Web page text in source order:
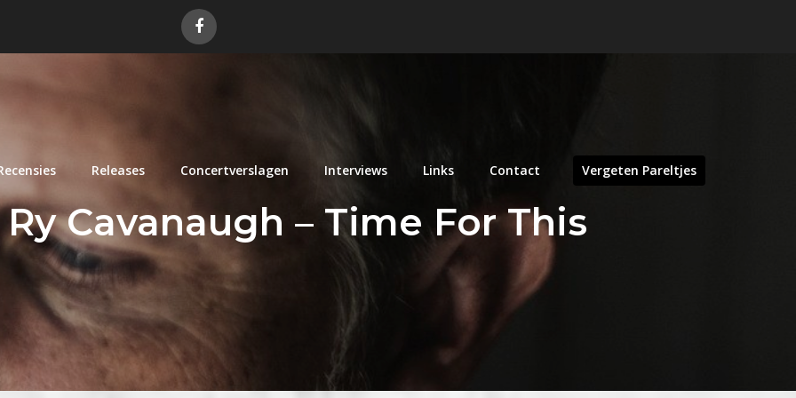
Releases Concertverslagen Interviews Links Contact Vergeten Pareltjes
Cavanaugh – Time For This